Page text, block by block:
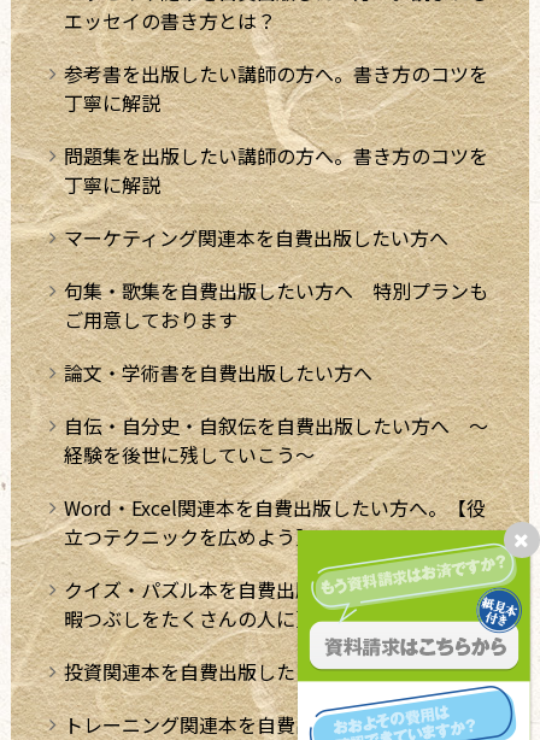
エッセイの書き方とは？
参考書を出版したい講師の方へ。書き方のコツを
丁寧に解説
問題集を出版したい講師の方へ。書き方のコツを
丁寧に解説
マーケティング関連本を自費出版したい方へ
句集・歌集を自費出版したい方へ 特別プランも
ご用意しております
論文・学術書を自費出版したい方へ
自伝・自分史・自叙伝を自費出版したい方へ ～
経験を後世に残していこう～
Word・Excel関連本を自費出版したい方へ。【役
立つテクニックを広めよう】
クイズ・パズル本を自費出版したい方へ【極上の
暇つぶしをたくさんの人に】
投資関連本を自費出版したい方へ
トレーニング関連本を自費出版したい方へ